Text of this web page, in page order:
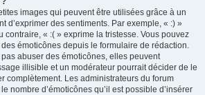
images qui peuvent être utilisées grâce à un
d’exprimer des sentiments. Par exemple, « :) »
contraire, « :( » exprime la tristesse. Vous pouvez
émoticônes depuis le formulaire de rédaction.
abuser des émoticônes, elles peuvent
illisible et un modérateur pourrait décider de le
complètement. Les administrateurs du forum
nombre d’émoticônes qu’il est possible d’insérer